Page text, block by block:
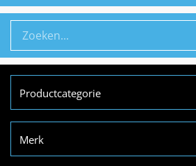
Productcategorie
Merk